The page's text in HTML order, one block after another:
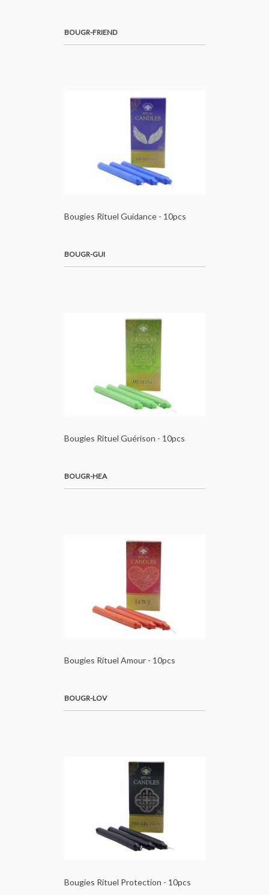
BOUGR-FRIEND
Bougies Rituel Guidance - 10pcs
BOUGR-GUI
Bougies Rituel Guérison - 10pcs
BOUGR-HEA
Bougies Rituel Amour - 10pcs
BOUGR-LOV
Bougies Rituel Protection - 10pcs